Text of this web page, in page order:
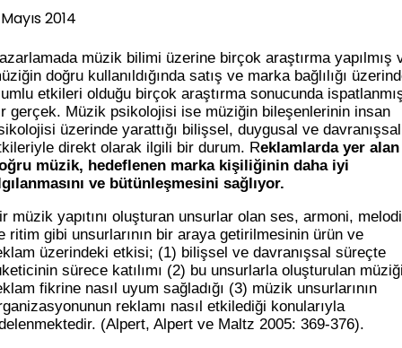
2014
müzik bilimi üzerine birçok araştırma yapılmış
doğru kullanıldığında satış ve marka bağlılığı
etkileri olduğu birçok araştırma sonucunda
gerçek. Müzik psikolojisi ise müziğin bileşenlerinin insan
üzerinde yarattığı bilişsel, duygusal ve davranışsal
direkt olarak ilgili bir durum. Reklamlarda yer alan
müzik, hedeflenen marka kişiliğinin daha iyi
ve bütünleşmesini sağlıyor.
müzik yapıtını oluşturan unsurlar olan ses, armoni, melodi
ritim gibi unsurlarının bir araya getirilmesinin ürün ve
üzerindeki etkisi; (1) bilişsel ve davranışsal süreçte
sürece katılımı (2) bu unsurlarla oluşturulan
fikrine nasıl uyum sağladığı (3) müzik unsurlarının
reklamı nasıl etkilediği konularıyla
(Alpert, Alpert ve Maltz 2005: 369-376).